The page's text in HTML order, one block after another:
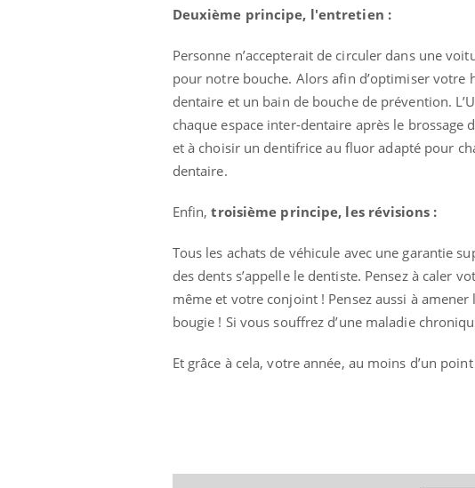
Deuxième principe, l'entretien :
Personne n’accepterait de circuler dans une
pour notre bouche. Alors afin d’optimiser
dentaire et un bain de bouche de prévention.
chaque espace inter-dentaire après le brossage
et à choisir un dentifrice au fluor adapté pour
dentaire.
Enfin,troisième principe, les révisions :
Tous les achats de véhicule avec une garantie
des dents s’appelle le dentiste. Pensez à caler
même et votre conjoint ! Pensez aussi à
bougie ! Si vous souffrez d’une maladie
Et grâce à cela, votre année, au moins d’un
La sieste empêche-t-elle de
dormir la nuit ?